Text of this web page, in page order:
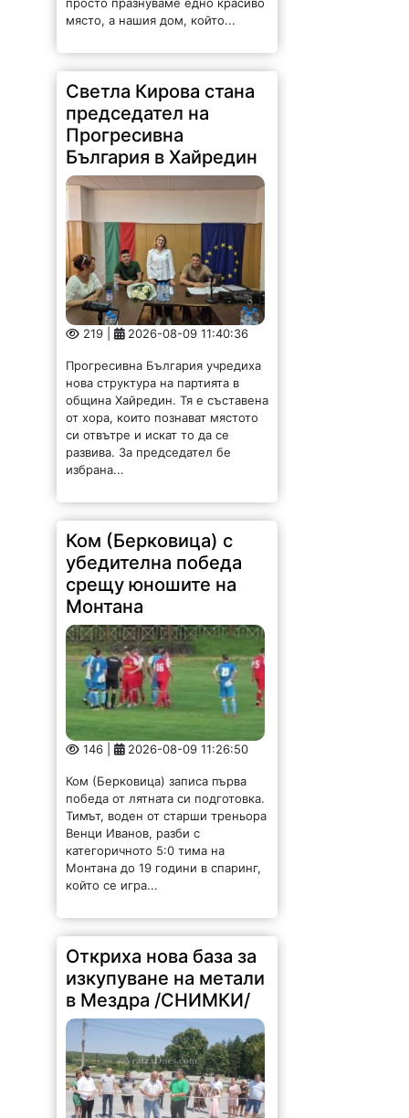
място, а нашия дом, който...
Светла Кирова стана
председател на
Прогресивна
България в Хайредин
219 | 2026-08-09 11:40:36
нова структура на партията в
община Хайредин. Тя е съставена
от хора, които познават мястото
си отвътре и искат то да се
развива. За председател бе
избрана...
Ком (Берковица) с
убедителна победа
срещу юношите на
Монтана
победа от лятната си подготовка.
Тимът, воден от старши треньора
Венци Иванов, разби с
категоричното 5:0 тима на
Монтана до 19 години в спаринг,
който се игра...
Откриха нова база за
изкупуване на метали
в Мездра /СНИМКИ/